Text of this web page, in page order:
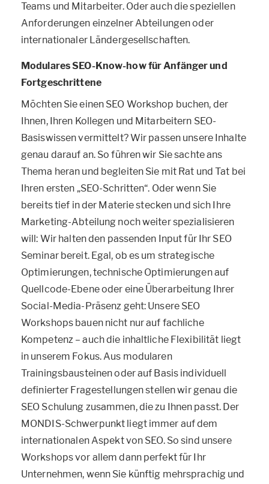
Teams und Mitarbeiter. Oder auch die speziellen
Anforderungen einzelner Abteilungen oder
internationaler Ländergesellschaften.
Modulares SEO-Know-how für Anfänger und
Fortgeschrittene
Möchten Sie einen SEO Workshop buchen, der
Ihnen, Ihren Kollegen und Mitarbeitern SEO-
Basiswissen vermittelt? Wir passen unsere Inhalte
genau darauf an. So führen wir Sie sachte ans
Thema heran und begleiten Sie mit Rat und Tat bei
Ihren ersten „SEO-Schritten“. Oder wenn Sie
bereits tief in der Materie stecken und sich Ihre
Marketing-Abteilung noch weiter spezialisieren
will: Wir halten den passenden Input für Ihr SEO
Seminar bereit. Egal, ob es um strategische
Optimierungen, technische Optimierungen auf
Quellcode-Ebene oder eine Überarbeitung Ihrer
Social-Media-Präsenz geht: Unsere SEO
Workshops bauen nicht nur auf fachliche
Kompetenz – auch die inhaltliche Flexibilität liegt
in unserem Fokus. Aus modularen
Trainingsbausteinen oder auf Basis individuell
definierter Fragestellungen stellen wir genau die
SEO Schulung zusammen, die zu Ihnen passt. Der
MONDIS-Schwerpunkt liegt immer auf dem
internationalen Aspekt von SEO. So sind unsere
Workshops vor allem dann perfekt für Ihr
Unternehmen, wenn Sie künftig mehrsprachig und